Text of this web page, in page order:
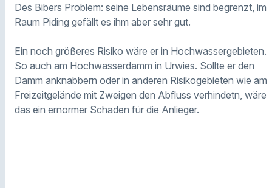
Des Bibers Problem: seine Lebensräume sind begrenzt, im
Raum Piding gefällt es ihm aber sehr gut.
Ein noch größeres Risiko wäre er in Hochwassergebieten.
So auch am Hochwasserdamm in Urwies. Sollte er den
Damm anknabbern oder in anderen Risikogebieten wie am
Freizeitgelände mit Zweigen den Abfluss verhindetn, wäre
das ein ernormer Schaden für die Anlieger.